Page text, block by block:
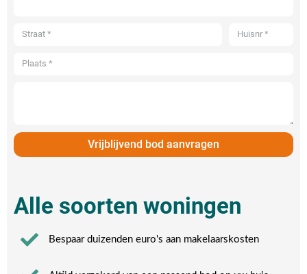
Vrijblijvend bod aanvragen
Alle soorten woningen
Bespaar duizenden euro's aan makelaarskosten